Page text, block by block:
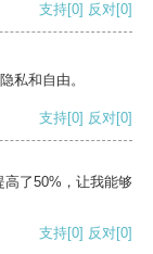
支持[0] 反对[0]
私和自由。
支持[0] 反对[0]
了50%，让我能够
支持[0] 反对[0]